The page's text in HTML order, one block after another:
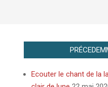
Ecouter le chant de la